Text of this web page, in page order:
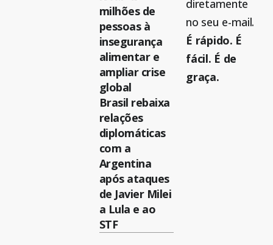
milhões de
pessoas à
insegurança
alimentar e
ampliar crise
global
Brasil rebaixa
relações
diplomáticas
com a
Argentina
após ataques
de Javier Milei
a Lula e ao
STF
diretamente
no seu e-mail.
É rápido. É
fácil. É de
graça.